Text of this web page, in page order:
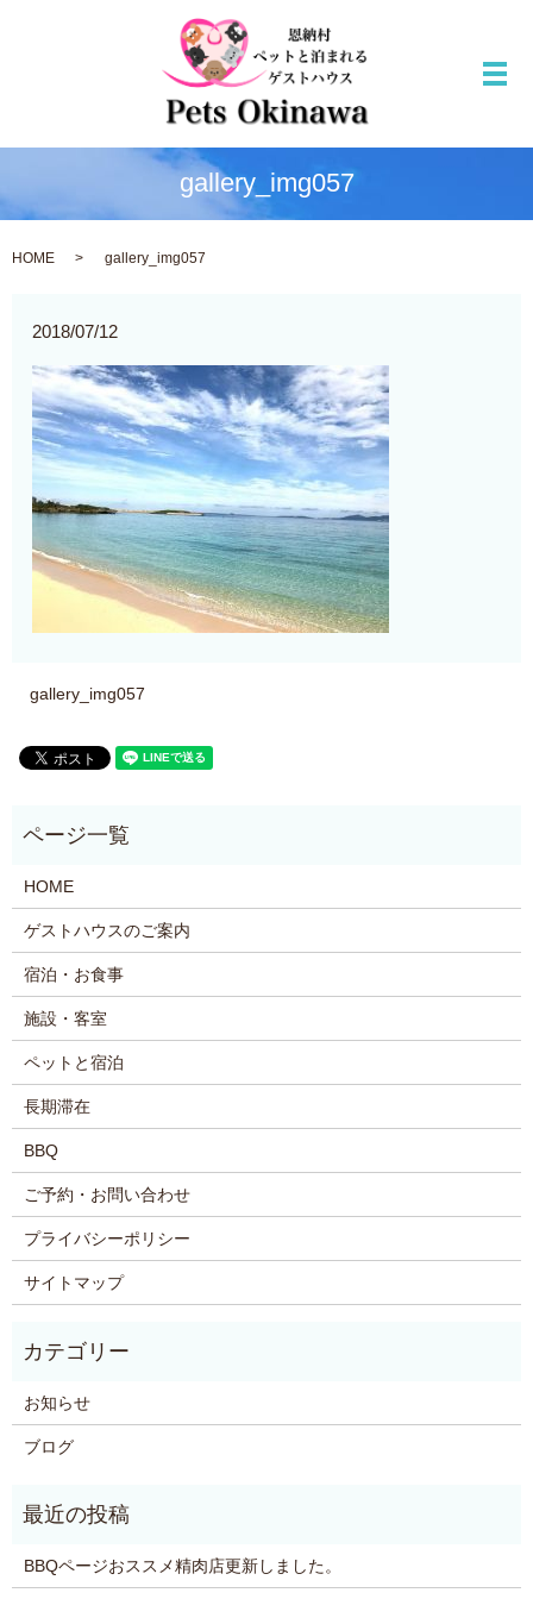
メ
gallery_img057
HOME gallery_img057
2018/07/12
gallery_img057
HOME
ゲストハウスのご案内
宿泊・お食事
施設・客室
ペットと宿泊
長期滞在
BBQ
ご予約・お問い合わせ
プライバシーポリシー
サイトマップ
お知らせ
ブログ
BBQページおススメ精肉店更新しました。